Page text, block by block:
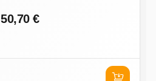
50,70 €